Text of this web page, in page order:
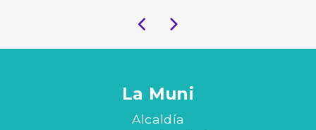
La Muni
Alcaldía